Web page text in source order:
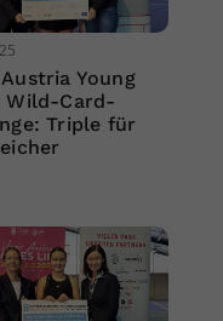
Young
Wild-Card-
Triple für